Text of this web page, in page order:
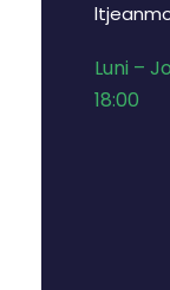
Luni –
18:00